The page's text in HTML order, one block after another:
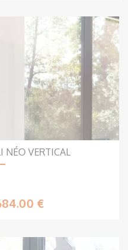
NÉO VERTICAL
€